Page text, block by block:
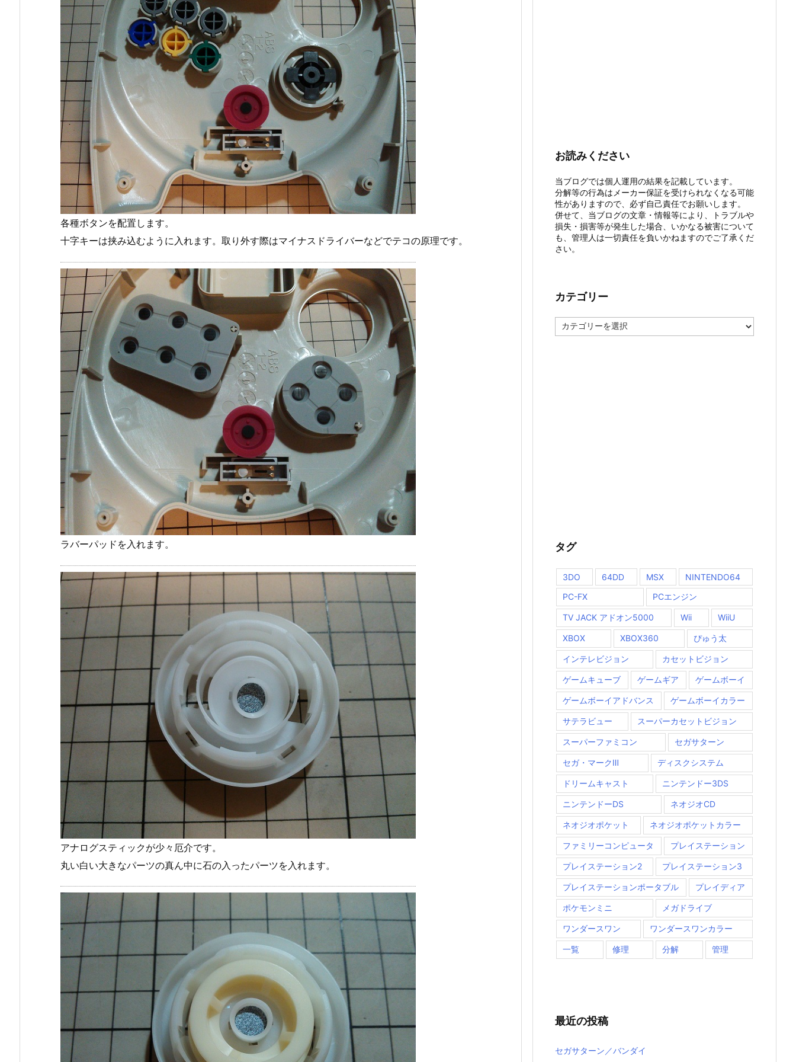
各種ボタンを配置します。
十字キーは挟み込むように入れます。取り外す際はマイナスドライバーなどでテコの原理です。
ラバーパッドを入れます。
アナログスティックが少々厄介です。
丸い白い大きなパーツの真ん中に石の入ったパーツを入れます。
お読みください
当ブログでは個人運用の結果を記載しています。
分解等の行為はメーカー保証を受けられなくなる可能
性がありますので、必ず自己責任でお願いします。
併せて、当ブログの文章・情報等により、トラブルや
損失・損害等が発生した場合、いかなる被害について
も、管理人は一切責任を負いかねますのでご了承くだ
さい。
カテゴリー
テ
タグ
3DO 64DD MSX
NINTENDO64
PC-FX
PCエンジン
TV JACK アドオン5000 Wii WiiU
XBOX XBOX360 ぴゅう太
インテレビジョン カセットビジョン
ゲームキューブ ゲームギア ゲームボーイ
ゲームボーイアドバンス ゲームボーイカラー
サテラビュー スーパーカセットビジョン
スーパーファミコン セガサターン
セガ・マークⅢ ディスクシステム
ドリームキャスト ニンテンドー3DS
ニンテンドーDS ネオジオCD
ネオジオポケット ネオジオポケットカラー
ファミリーコンピュータ プレイステーション
プレイステーション2 プレイステーション3
プレイステーションポータブル プレイディア
ポケモンミニ メガドライブ
ワンダースワン ワンダースワンカラー
一覧 修理 分解 管理
最近の投稿
セガサターン／バンダイ